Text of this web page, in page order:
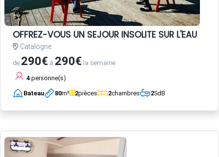
OFFREZ-VOUS UN SEJOUR INSOLITE SUR L'EAU
Catalogne
de 290€ à 290€ la semaine
4 personne(s)
Bateau 80m² 2pièces 2chambres 2SdB